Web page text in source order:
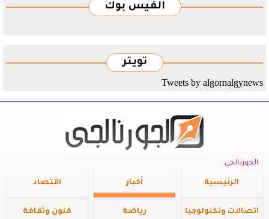
الفيس بوك
تويتر
Tweets by algornalgynews
الجورنالجي
الرئيسية أخبار اقتصاد
اتصالات وتكنولوجيا رياضة فنون وثقافة